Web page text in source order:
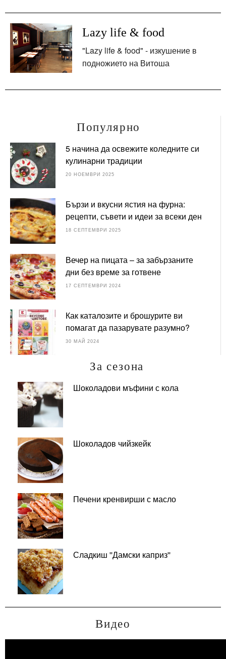
Lazy life & food
"Lazy life & food" - изкушение в
подножието на Витоша
Популярно
5 начина да освежите коледните си
кулинарни традиции
20 НОЕМВРИ 2025
Бързи и вкусни ястия на фурна:
рецепти, съвети и идеи за всеки ден
18 СЕПТЕМВРИ 2025
Вечер на пицата – за забързаните
дни без време за готвене
17 СЕПТЕМВРИ 2024
Как каталозите и брошурите ви
помагат да пазарувате разумно?
30 МАЙ 2024
За сезона
Шоколадови мъфини с кола
Шоколадов чийзкейк
Печени кренвирши с масло
Сладкиш ''Дамски каприз''
Видео